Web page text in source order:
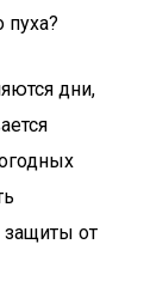
пуха?
дни,
от